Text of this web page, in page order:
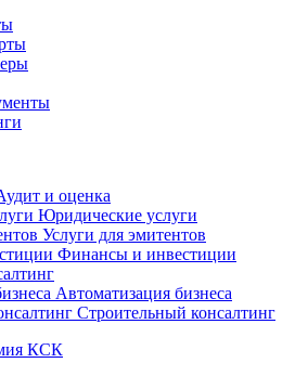
и оценка
Юридические услуги
Услуги для эмитентов
Финансы и инвестиции
Автоматизация бизнеса
Строительный консалтинг
КСК